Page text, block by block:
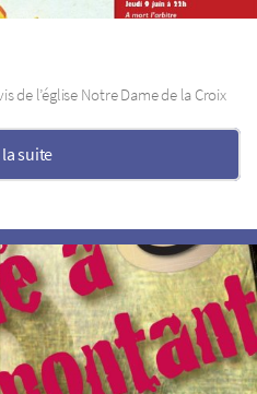
de l’église Notre Dame de la Croix
suite